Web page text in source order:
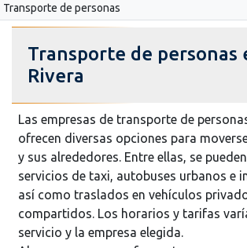
Transporte de personas
Transporte de personas
Rivera
Las empresas de transporte de
ofrecen diversas opciones para
y sus alrededores. Entre ellas, se
servicios de taxi, autobuses urbanos e
así como traslados en vehículos
compartidos. Los horarios y tarifas
servicio y la empresa elegida.